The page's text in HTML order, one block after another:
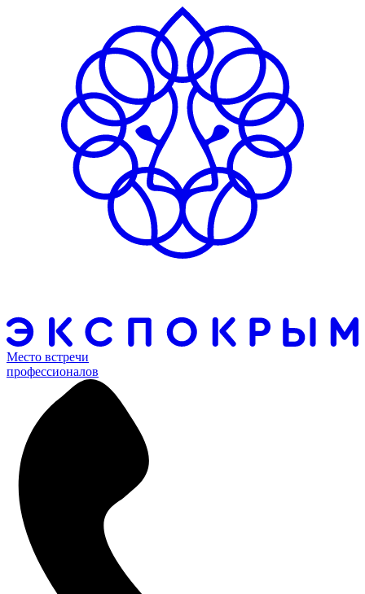
Место встречи
профессионалов